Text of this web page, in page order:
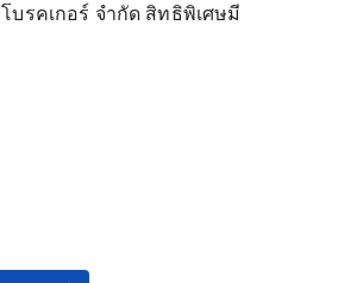
รคเกอร์ จำกัด สิทธิพิเศษมี